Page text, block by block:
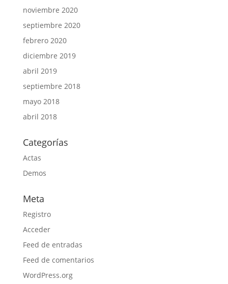
noviembre 2020
septiembre 2020
febrero 2020
diciembre 2019
abril 2019
septiembre 2018
mayo 2018
abril 2018
Categorías
Actas
Demos
Meta
Registro
Acceder
Feed de entradas
Feed de comentarios
WordPress.org